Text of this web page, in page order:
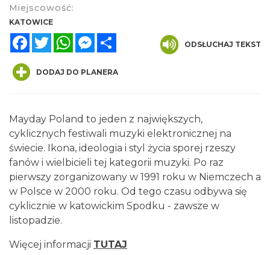
Kult – Pomarańczowa Trasa 2026
Katowice
0.00 km
Myslovitz - Sentymentalny powrót do lat
2000
Katowice
0.00 km
Miejscowość:
KATOWICE
FacebookTwitterWhatsAppMessenger
ODSŁUCHAJ TEKST
DODAJ DO PLANERA
Mayday Poland to jeden z największych,
cyklicznych festiwali muzyki elektronicznej na
świecie. Ikona, ideologia i styl życia sporej rzeszy
fanów i wielbicieli tej kategorii muzyki. Po raz
pierwszy zorganizowany w 1991 roku w Niemczech a
w Polsce w 2000 roku. Od tego czasu odbywa się
cyklicznie w katowickim Spodku - zawsze w
listopadzie.
Więcej informacji TUTAJ